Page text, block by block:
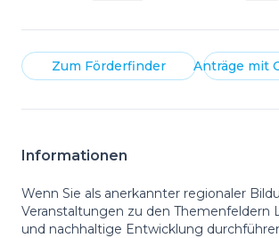
Zum Förderfinder Anträge mit
Informationen
Wenn Sie als anerkannter regionaler
Veranstaltungen zu den Themenfeldern
und nachhaltige Entwicklung